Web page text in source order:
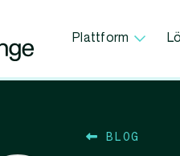
Home page
Plattform
BLOG